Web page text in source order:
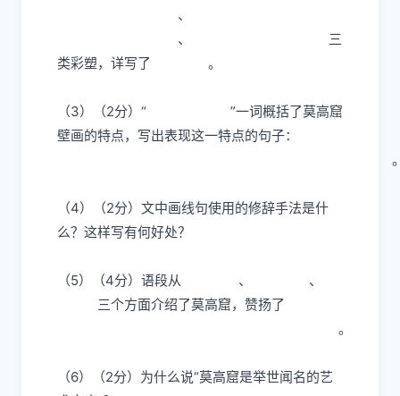
、
、
三
类彩塑，详写了
。
（3）（2分）“
”一词概括了莫高窟
壁画的特点，写出表现这一特点的句子：
（4）（2分）文中画线句使用的修辞手法是什
么？这样写有何好处？
（5）（4分）语段从 、
、
三个方面介绍了莫高窟，赞扬了
。
（6）（2分）为什么说“莫高窟是举世闻名的艺